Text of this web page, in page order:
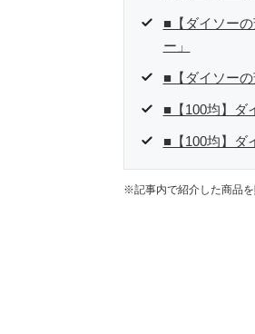
■【ダイソー
ー」
■【ダイソー
■【100均】ダ
■【100均】ダ
※記事内で紹介した商品を